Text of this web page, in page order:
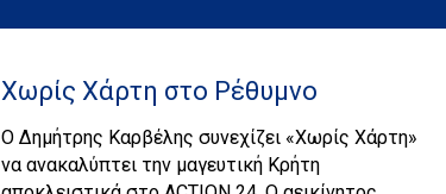
Χωρίς Χάρτη στο Ρέθυμνο
Ο Δημήτρης Καρβέλης συνεχίζει «Χωρίς Χάρτη»
να ανακαλύπτει την μαγευτική Κρήτη